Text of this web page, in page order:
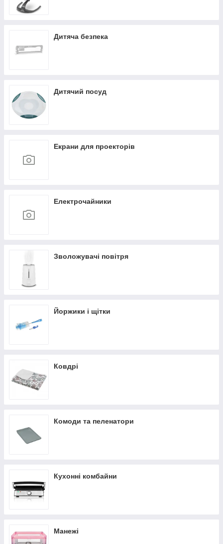
Дитяча безпека
Дитячий посуд
Екрани для проекторів
Електрочайники
Зволожувачі повітря
Йоржики і щітки
Ковдрі
Комоди та пеленатори
Кухонні комбайни
Манежі